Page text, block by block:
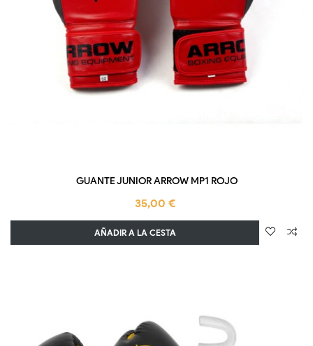
GUANTE JUNIOR ARROW MP1 ROJO
35,00 €
AÑADIR A LA CESTA